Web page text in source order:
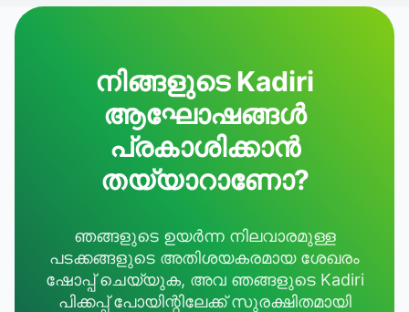
നിങ്ങളുടെ Kadiri
ആഘോഷങ്ങൾ
പ്രകാശിക്കാൻ
തയ്യാറാണോ?
ഞങ്ങളുടെ ഉയർന്ന നിലവാരമുള്ള
പടക്കങ്ങളുടെ അതിശയകരമായ ശേഖരം
ഷോപ്പ് ചെയ്യുക, അവ ഞങ്ങളുടെ Kadiri
പിക്കപ്പ് പോയിന്റിലേക്ക് സുരക്ഷിതമായി